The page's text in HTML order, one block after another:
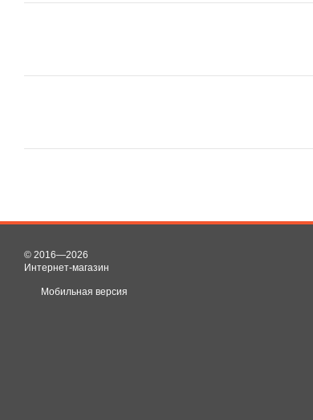
© 2016—2026
Интернет-магазин
Мобильная версия